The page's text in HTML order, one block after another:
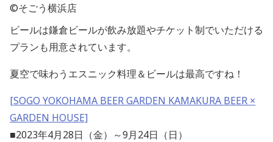
©そごう横浜店
ビールは鎌倉ビールが飲み放題やチケット制でいただける
プランも用意されています。
夏空で味わうエスニック料理＆ビールは最高ですね！
[SOGO YOKOHAMA BEER GARDEN KAMAKURA BEER ×
GARDEN HOUSE]
■2023年4月28日（金）～9月24日（日）